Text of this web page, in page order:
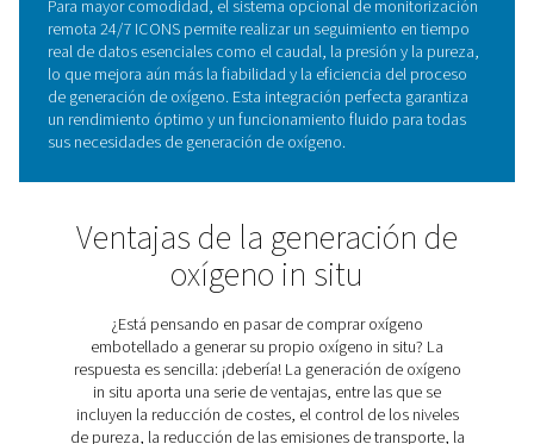
proporcionando un rendimiento duradero con menor
En conjunto, estas características minimizan los gastos
operativos y de mantenimiento, lo que convierte al
HE en una solución rentable y fiable para la generación
oxígeno.